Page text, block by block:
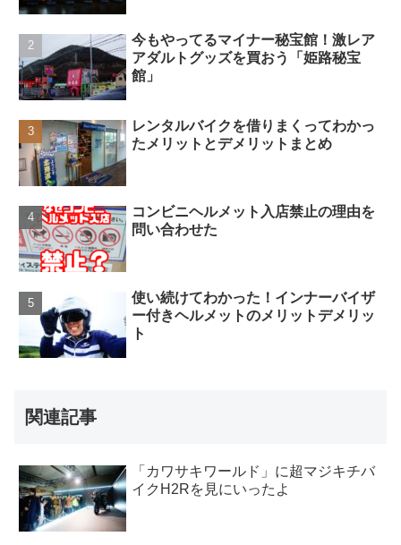
今もやってるマイナー秘宝館！激レア
アダルトグッズを買おう「姫路秘宝
館」
レンタルバイクを借りまくってわかっ
たメリットとデメリットまとめ
コンビニヘルメット入店禁止の理由を
問い合わせた
使い続けてわかった！インナーバイザ
ー付きヘルメットのメリットデメリッ
ト
関連記事
「カワサキワールド」に超マジキチバ
イクH2Rを見にいったよ